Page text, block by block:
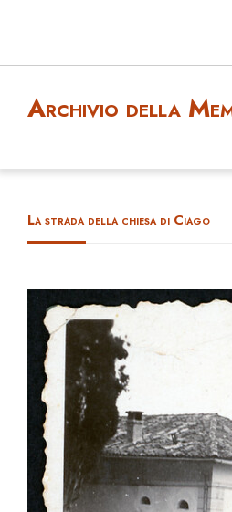
Archivio della
La strada della chiesa di Ciago